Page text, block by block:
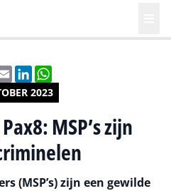
2023
EmailLinkedIn
MSP’s zijn
(MSP’s) zijn een gewilde